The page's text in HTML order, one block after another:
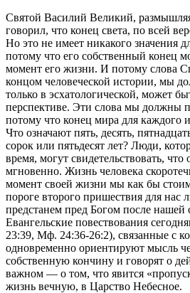
Святой Василий Великий,
говорил, что конец света, по всей
Но это не имеет никакого значения
потому что его собственный конец
момент его жизни. И потому слова
концом человеческой истории, мы
только в эсхатологической, может
перспективе. Эти слова мы должны
потому что конец мира для каждого
Что означают пять, десять,
сорок или пятьдесят лет? Люди,
время, могут свидетельствовать, что
мгновенно. Жизнь человека
момент своей жизни мы как бы
пороге второго пришествия для нас
предстанем пред Богом после
Евангельские повествования
23:39, Мф. 24:36-26:2), связанные с
одновременно ориентируют мысль
собственную кончину и говорят о
важном — о том, что явится
жизнь вечную, в Царство Небесное.